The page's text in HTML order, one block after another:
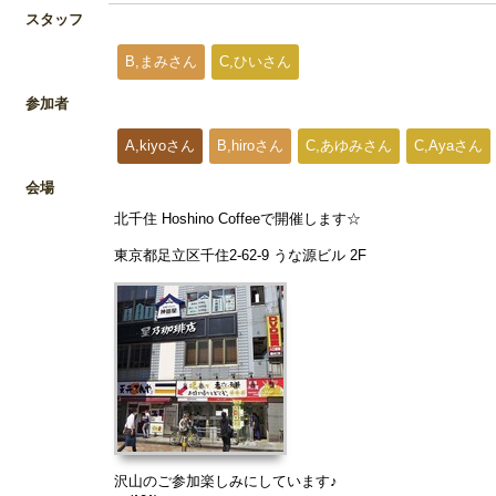
スタッフ
B,まみさん C,ひいさん
参加者
A,kiyoさん B,hiroさん C,あゆみさん C,Ayaさん
会場
北千住 Hoshino Coffeeで開催します☆
東京都足立区千住2-62-9 うな源ビル 2F
沢山のご参加楽しみにしています♪